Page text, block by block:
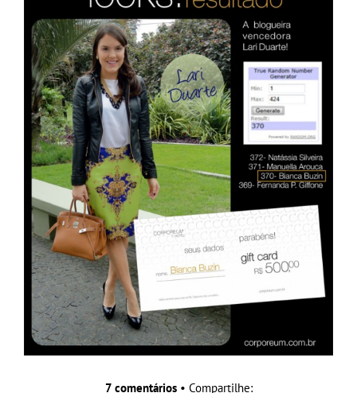
7 comentários• Compartilhe: